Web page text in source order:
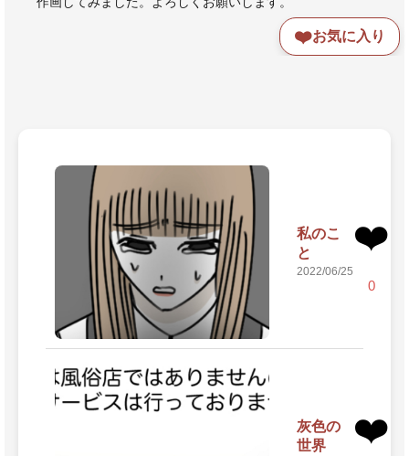
❤️お気に入り
私のこ
と
2022/06/25
❤️
0
灰色の
世界
❤️